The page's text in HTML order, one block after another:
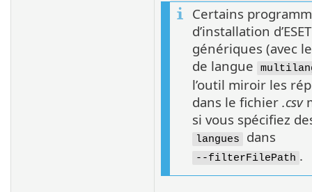
Certains
d’installation
génériques (avec
de langue
l’outil miroir les
dans le fichier .csv
si vous spécifiez
langues dans
--filterFilePath .